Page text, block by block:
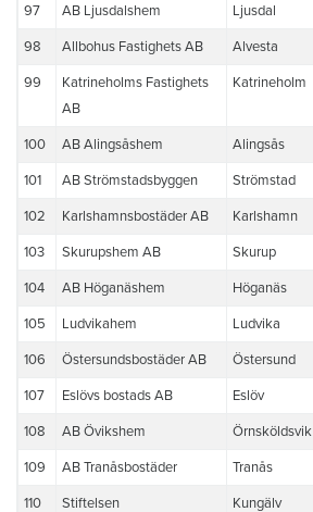
97 AB Ljusdalshem Ljusdal
98 Allbohus Fastighets AB Alvesta
99
Katrineholms Fastighets
AB
Katrineholm
100 AB Alingsåshem Alingsås
101 AB Strömstadsbyggen Strömstad
102 Karlshamnsbostäder AB Karlshamn
103 Skurupshem AB Skurup
104 AB Höganäshem Höganäs
105 Ludvikahem Ludvika
106 Östersundsbostäder AB Östersund
107 Eslövs bostads AB Eslöv
108 AB Övikshem Örnsköldsvik
109 AB Tranåsbostäder Tranås
110
Stiftelsen
Kungälv